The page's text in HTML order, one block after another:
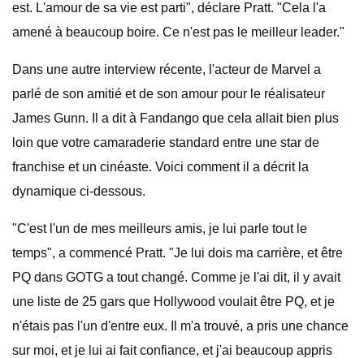
est. L'amour de sa vie est parti", déclare Pratt. "Cela l'a
amené à beaucoup boire. Ce n'est pas le meilleur leader."
Dans une autre interview récente, l'acteur de Marvel a
parlé de son amitié et de son amour pour le réalisateur
James Gunn. Il a dit à Fandango que cela allait bien plus
loin que votre camaraderie standard entre une star de
franchise et un cinéaste. Voici comment il a décrit la
dynamique ci-dessous.
"C'est l'un de mes meilleurs amis, je lui parle tout le
temps", a commencé Pratt. "Je lui dois ma carrière, et être
PQ dans GOTG a tout changé. Comme je l'ai dit, il y avait
une liste de 25 gars que Hollywood voulait être PQ, et je
n'étais pas l'un d'entre eux. Il m'a trouvé, a pris une chance
sur moi, et je lui ai fait confiance, et j'ai beaucoup appris